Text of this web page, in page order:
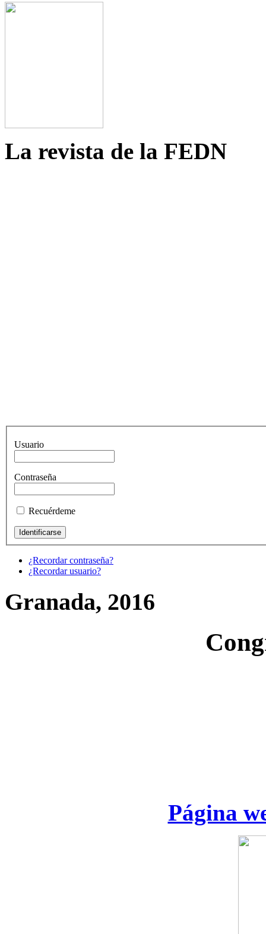
La revista de la FEDN
Usuario
Contraseña
Recuérdeme
¿Recordar contraseña?
¿Recordar usuario?
Granada, 2016
Página